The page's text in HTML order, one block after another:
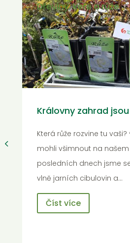
Dřeviny, keře a růže
Královny zahrad jsou v plné síle!
Která růže rozvine tu vaši? 🌹 Jak jste si
mohli všimnout na našem Facebooku, v
posledních dnech jsme se nezastavili. Po
Číst více